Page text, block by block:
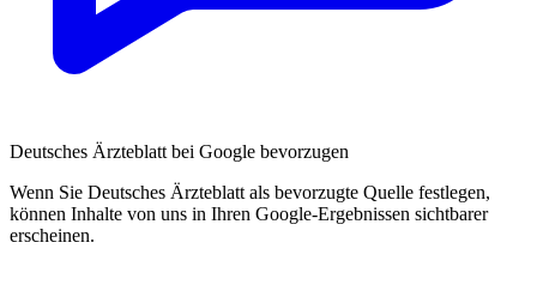
Deutsches Ärzteblatt bei Google bevorzugen
Wenn Sie Deutsches Ärzteblatt als bevorzugte Quelle festlegen,
können Inhalte von uns in Ihren Google-Ergebnissen sichtbarer
erscheinen.